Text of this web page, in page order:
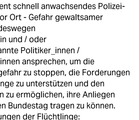
schnell anwachsendes Polizei-
Ort - Gefahr gewaltsamer
und / oder
Politiker_innen /
ansprechen, um die
zu stoppen, die Forderungen
zu unterstützen und den
zu ermöglichen, ihre Anliegen
Bundestag tragen zu können.
der Flüchtlinge: